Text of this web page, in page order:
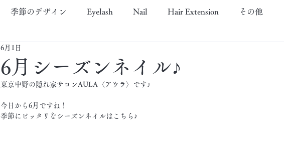
季節のデザイン Eyelash Nail Hair Extension その他
6月シーズンネイル♪
6月1日
東京中野の隠れ家サロンAULA〈アウラ〉です♪
今日から6月ですね！
季節にピッタリなシーズンネイルはこちら♪